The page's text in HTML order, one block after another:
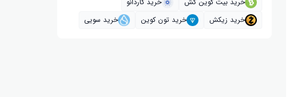
خرید بیت کوین کش
خرید کاردانو
خرید زیکش
خرید تون کوین خرید سویی